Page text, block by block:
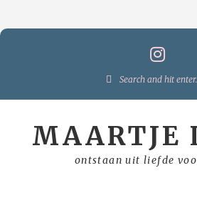
Search
MAARTJE
ontstaan uit liefde